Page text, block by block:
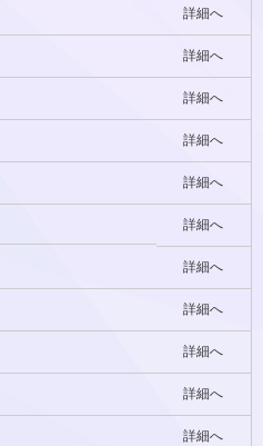
詳細へ
詳細へ
詳細へ
詳細へ
詳細へ
詳細へ
詳細へ
詳細へ
詳細へ
詳細へ
詳細へ